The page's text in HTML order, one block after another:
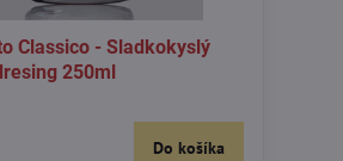
Classico - Sladkokyslý
250ml
Do košíka